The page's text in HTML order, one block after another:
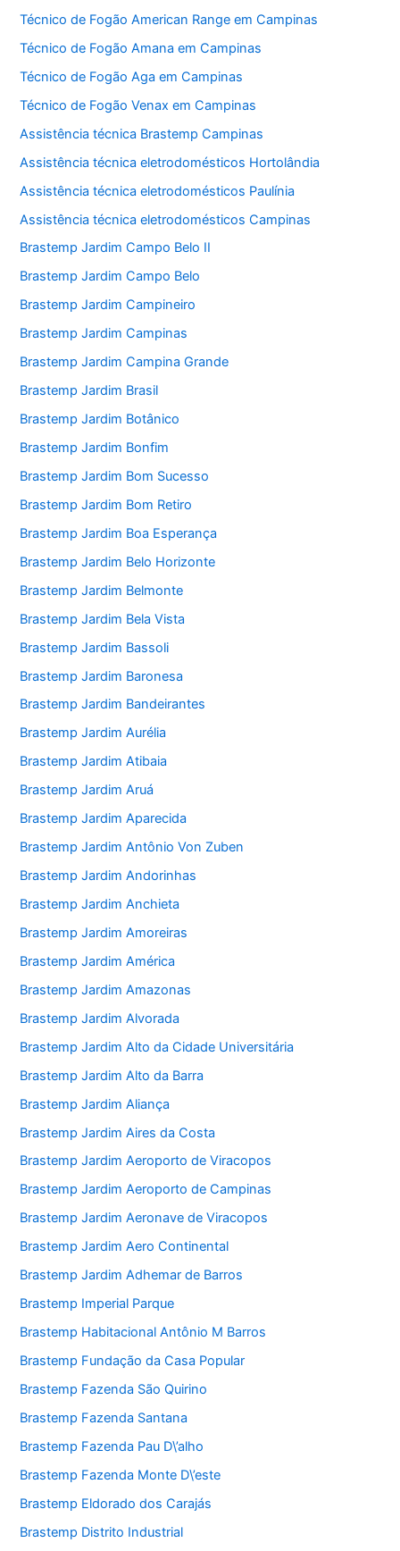
Técnico de Fogão American Range em Campinas
Técnico de Fogão Amana em Campinas
Técnico de Fogão Aga em Campinas
Técnico de Fogão Venax em Campinas
Assistência técnica Brastemp Campinas
Assistência técnica eletrodomésticos Hortolândia
Assistência técnica eletrodomésticos Paulínia
Assistência técnica eletrodomésticos Campinas
Brastemp Jardim Campo Belo II
Brastemp Jardim Campo Belo
Brastemp Jardim Campineiro
Brastemp Jardim Campinas
Brastemp Jardim Campina Grande
Brastemp Jardim Brasil
Brastemp Jardim Botânico
Brastemp Jardim Bonfim
Brastemp Jardim Bom Sucesso
Brastemp Jardim Bom Retiro
Brastemp Jardim Boa Esperança
Brastemp Jardim Belo Horizonte
Brastemp Jardim Belmonte
Brastemp Jardim Bela Vista
Brastemp Jardim Bassoli
Brastemp Jardim Baronesa
Brastemp Jardim Bandeirantes
Brastemp Jardim Aurélia
Brastemp Jardim Atibaia
Brastemp Jardim Aruá
Brastemp Jardim Aparecida
Brastemp Jardim Antônio Von Zuben
Brastemp Jardim Andorinhas
Brastemp Jardim Anchieta
Brastemp Jardim Amoreiras
Brastemp Jardim América
Brastemp Jardim Amazonas
Brastemp Jardim Alvorada
Brastemp Jardim Alto da Cidade Universitária
Brastemp Jardim Alto da Barra
Brastemp Jardim Aliança
Brastemp Jardim Aires da Costa
Brastemp Jardim Aeroporto de Viracopos
Brastemp Jardim Aeroporto de Campinas
Brastemp Jardim Aeronave de Viracopos
Brastemp Jardim Aero Continental
Brastemp Jardim Adhemar de Barros
Brastemp Imperial Parque
Brastemp Habitacional Antônio M Barros
Brastemp Fundação da Casa Popular
Brastemp Fazenda São Quirino
Brastemp Fazenda Santana
Brastemp Fazenda Pau D\’alho
Brastemp Fazenda Monte D\’este
Brastemp Eldorado dos Carajás
Brastemp Distrito Industrial